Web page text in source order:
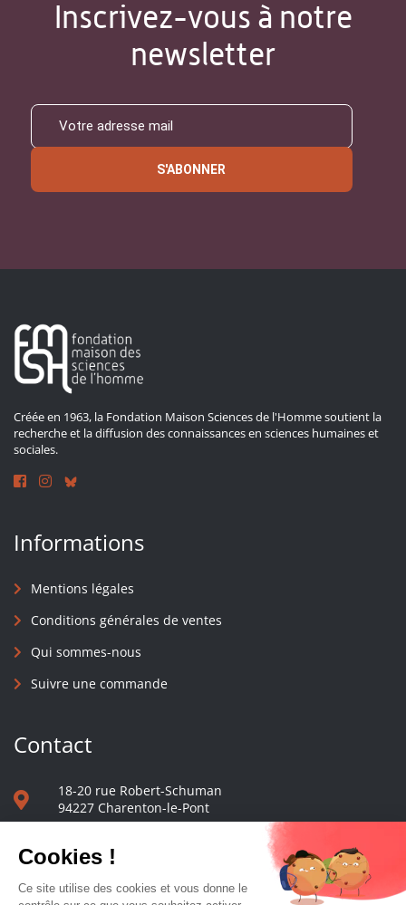
Inscrivez-vous à notre
newsletter
S'ABONNER
Créée en 1963, la Fondation Maison Sciences de l'Homme soutient la
recherche et la diffusion des connaissances en sciences humaines et
sociales.
Informations
Mentions légales
Conditions générales de ventes
Qui sommes-nous
Suivre une commande
Contact
18-20 rue Robert-Schuman
94227 Charenton-le-Pont